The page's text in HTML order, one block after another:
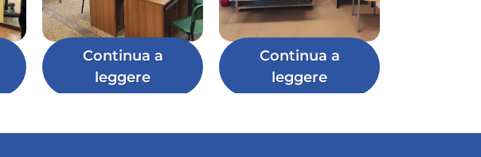
Continua a
leggere
Continua a
leggere